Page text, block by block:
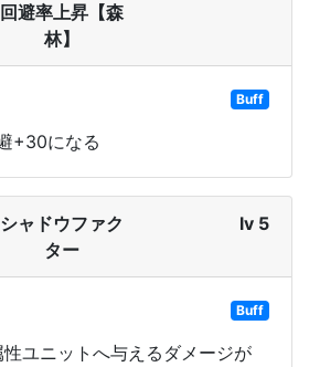
回避率上昇【森
林】
Buff
+30になる
シャドウファク
ター
lv 5
Buff
性ユニットへ与えるダメージが